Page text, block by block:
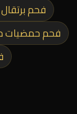
فحم
فحم حمضيات